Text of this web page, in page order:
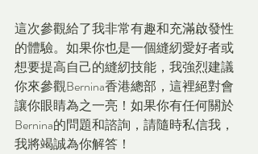
這次參觀給了我非常有趣和充滿啟發性
的體驗。如果你也是一個縫紉愛好者或
想要提高自己的縫紉技能，我強烈建議
你來參觀Bernina香港總部，這裡絕對會
讓你眼睛為之一亮！如果你有任何關於
Bernina的問題和諮詢，請隨時私信我，
我將竭誠為你解答！